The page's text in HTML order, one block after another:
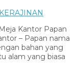
Kantor Papan
– Papan nama
bahan yang
alam yang biasa